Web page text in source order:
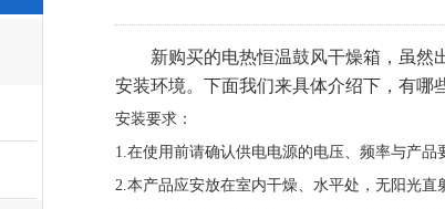
新购买的电热恒温鼓风干燥箱 ，虽然
安装环境。下面我们来具体介绍下，有哪
安装要求：
1.在使用前请确认供电电源的电压、频率与产品
2.本产品应安放在室内干燥、水平处，无阳光直